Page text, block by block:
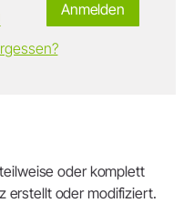
Anmelden
oder komplett
erstellt oder modifiziert.